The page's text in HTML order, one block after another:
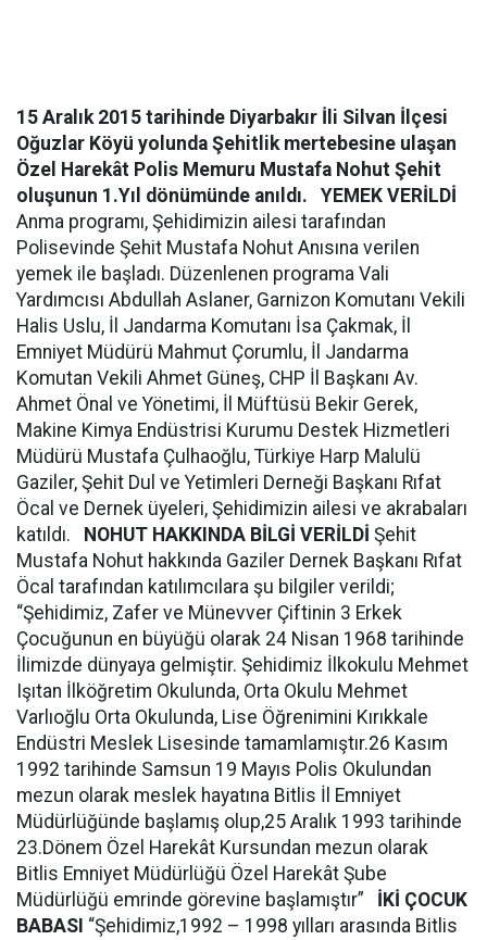
15 Aralık 2015 tarihinde Diyarbakır İli Silvan İlçesi
Oğuzlar Köyü yolunda Şehitlik mertebesine ulaşan
Özel Harekât Polis Memuru Mustafa Nohut Şehit
oluşunun 1.Yıl dönümünde anıldı.
YEMEK VERİLDİ
Anma programı, Şehidimizin ailesi tarafından
Polisevinde Şehit Mustafa Nohut Anısına verilen
yemek ile başladı. Düzenlenen programa Vali
Yardımcısı Abdullah Aslaner, Garnizon Komutanı Vekili
Halis Uslu, İl Jandarma Komutanı İsa Çakmak, İl
Emniyet Müdürü Mahmut Çorumlu, İl Jandarma
Komutan Vekili Ahmet Güneş, CHP İl Başkanı Av.
Ahmet Önal ve Yönetimi, İl Müftüsü Bekir Gerek,
Makine Kimya Endüstrisi Kurumu Destek Hizmetleri
Müdürü Mustafa Çulhaoğlu, Türkiye Harp Malulü
Gaziler, Şehit Dul ve Yetimleri Derneği Başkanı Rıfat
Öcal ve Dernek üyeleri, Şehidimizin ailesi ve akrabaları
katıldı.
NOHUT HAKKINDA BİLGİ VERİLDİ Şehit
Mustafa Nohut hakkında Gaziler Dernek Başkanı Rıfat
Öcal tarafından katılımcılara şu bilgiler verildi;
“Şehidimiz, Zafer ve Münevver Çiftinin 3 Erkek
Çocuğunun en büyüğü olarak 24 Nisan 1968 tarihinde
İlimizde dünyaya gelmiştir. Şehidimiz İlkokulu Mehmet
Işıtan İlköğretim Okulunda, Orta Okulu Mehmet
Varlıoğlu Orta Okulunda, Lise Öğrenimini Kırıkkale
Endüstri Meslek Lisesinde tamamlamıştır.26 Kasım
1992 tarihinde Samsun 19 Mayıs Polis Okulundan
mezun olarak meslek hayatına Bitlis İl Emniyet
Müdürlüğünde başlamış olup,25 Aralık 1993 tarihinde
23.Dönem Özel Harekât Kursundan mezun olarak
Bitlis Emniyet Müdürlüğü Özel Harekât Şube
Müdürlüğü emrinde görevine başlamıştır” İKİ ÇOCUK
BABASI “Şehidimiz,1992 – 1998 yılları arasında Bitlis